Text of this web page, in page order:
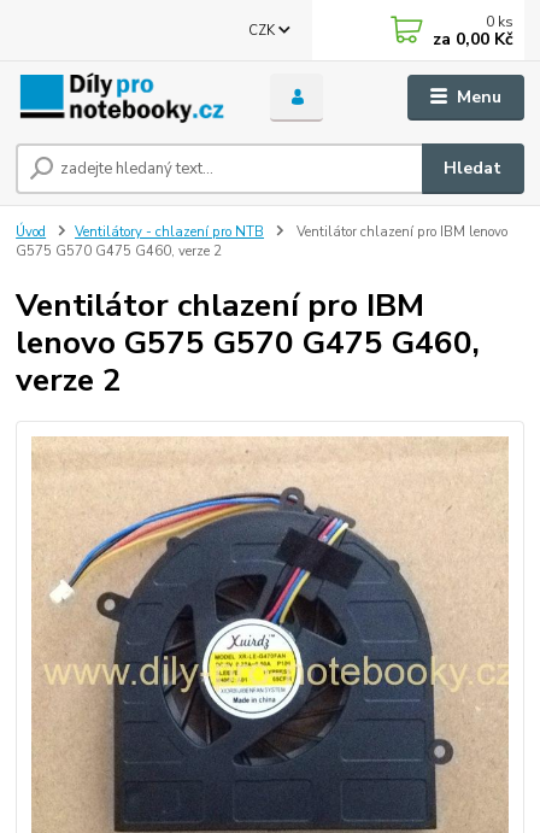
Menu
CZK
Hledat
0 ks
za 0,00 Kč
Úvod Ventilátory - chlazení pro NTB
Ventilátor chlazení pro IBM lenovo
G575 G570 G475 G460, verze 2
Ventilátor chlazení pro IBM
lenovo G575 G570 G475 G460,
verze 2